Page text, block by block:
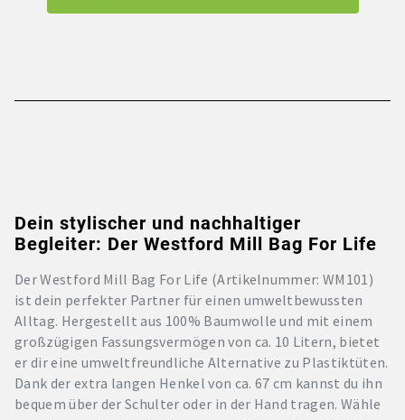
Dein stylischer und nachhaltiger
Begleiter: Der Westford Mill Bag For Life
Der Westford Mill Bag For Life (Artikelnummer: WM101)
ist dein perfekter Partner für einen umweltbewussten
Alltag. Hergestellt aus 100% Baumwolle und mit einem
großzügigen Fassungsvermögen von ca. 10 Litern, bietet
er dir eine umweltfreundliche Alternative zu Plastiktüten.
Dank der extra langen Henkel von ca. 67 cm kannst du ihn
bequem über der Schulter oder in der Hand tragen. Wähle